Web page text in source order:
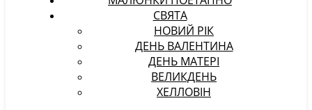
СВЯТА
НОВИЙ РІК
ДЕНЬ ВАЛЕНТИНА
ДЕНЬ МАТЕРІ
ВЕЛИКДЕНЬ
ХЕЛЛОВІН